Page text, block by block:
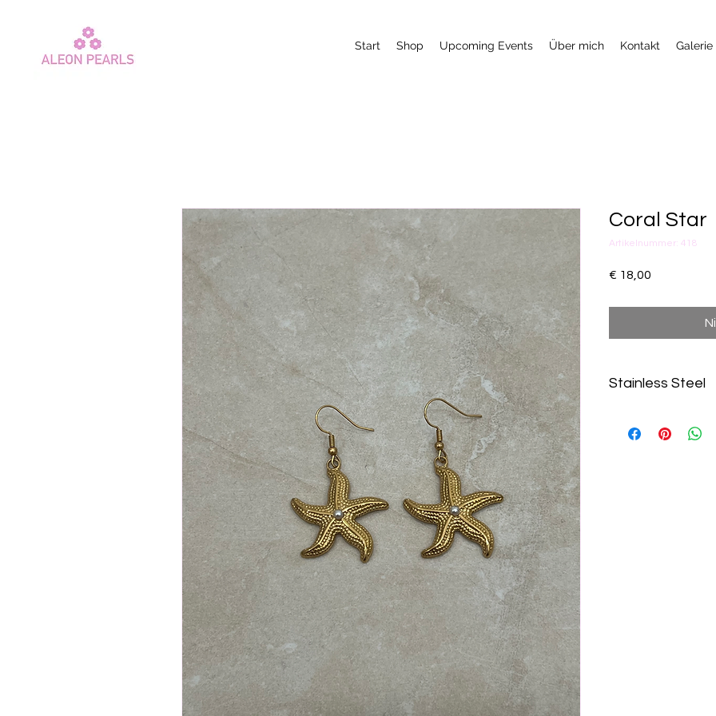
Start Shop Upcoming Events Über mich Kontakt Galerie
Coral Star
Artikelnummer: 418
€ 18,00
Stainless Steel
farbbeständig.